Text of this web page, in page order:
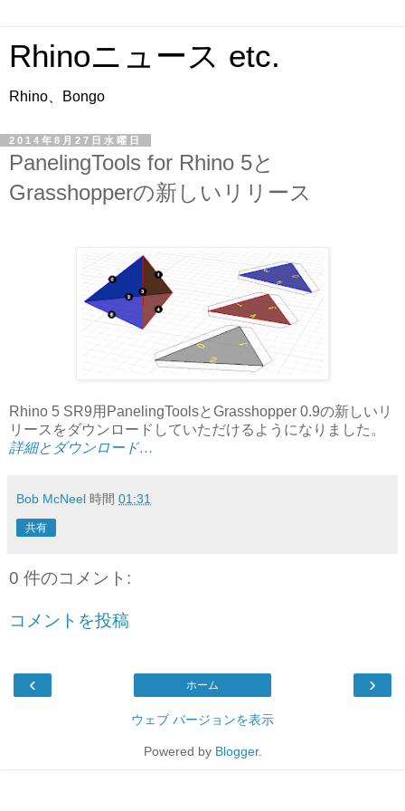
Rhinoニュース etc.
Rhino、Bongo
2014年8月27日水曜日
PanelingTools for Rhino 5と
Grasshopperの新しいリリース
Rhino 5 SR9用PanelingToolsとGrasshopper 0.9の新しいリ
リースをダウンロードしていただけるようになりました。
詳細とダウンロード…
Bob McNeel 時間 01:31
共有
0 件のコメント:
コメントを投稿
‹ ›
ホーム
ウェブ バージョンを表示
Powered by Blogger.